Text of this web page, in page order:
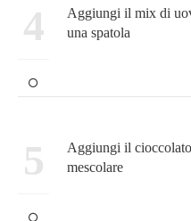
4
Aggiungi il mix di
una spatola
5
Aggiungi il
mescolare